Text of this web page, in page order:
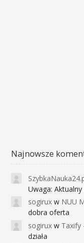
Najnowsze
Uwaga: Aktualny
sogirux w NUU Mobile X5, 5.5",
dobra oferta
sogirux w Taxify
działa